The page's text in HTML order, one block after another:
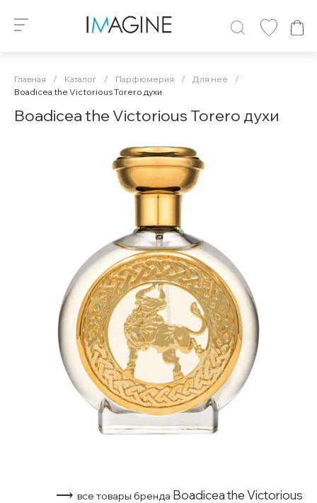
Главная / Каталог / Парфюмерия / Для неё
/
Boadicea the Victorious Torero духи
Boadicea the Victorious Torero духи
⟶ все товары бренда Boadicea the Victorious